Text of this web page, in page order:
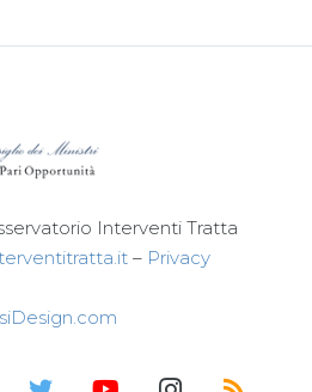
Interventi Tratta
– Privacy